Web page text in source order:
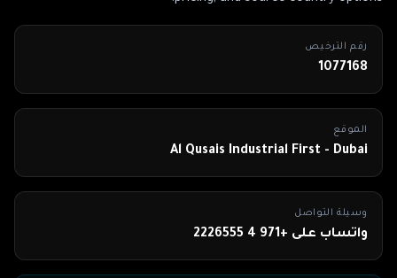
رقم الترخيص
1077168
الموقع
Al Qusais Industrial First - Dubai
وسيلة التواصل
واتساب على +971 4 2226555